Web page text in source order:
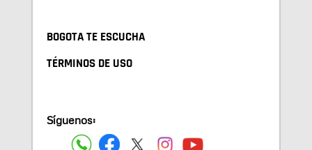
BOGOTA TE ESCUCHA
TÉRMINOS DE USO
Síguenos: